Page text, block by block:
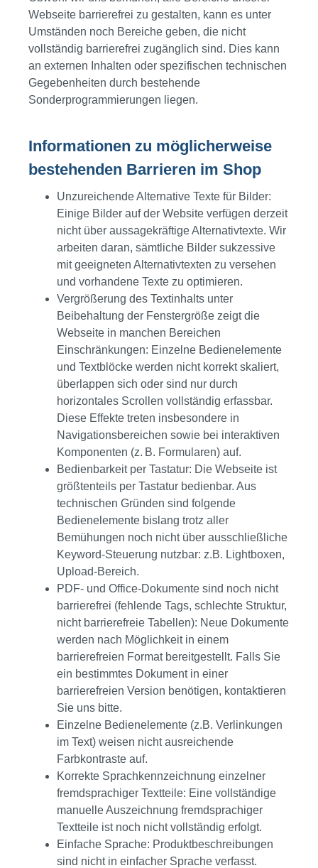
Webseite barrierefrei zu gestalten, kann es unter
Umständen noch Bereiche geben, die nicht
vollständig barrierefrei zugänglich sind. Dies kann
an externen Inhalten oder spezifischen technischen
Gegebenheiten durch bestehende
Sonderprogrammierungen liegen.
Informationen zu möglicherweise
bestehenden Barrieren im Shop
Unzureichende Alternative Texte für Bilder:
Einige Bilder auf der Website verfügen derzeit
nicht über aussagekräftige Alternativtexte. Wir
arbeiten daran, sämtliche Bilder sukzessive
mit geeigneten Alternativtexten zu versehen
und vorhandene Texte zu optimieren.
Vergrößerung des Textinhalts unter
Beibehaltung der Fenstergröße zeigt die
Webseite in manchen Bereichen
Einschränkungen: Einzelne Bedienelemente
und Textblöcke werden nicht korrekt skaliert,
überlappen sich oder sind nur durch
horizontales Scrollen vollständig erfassbar.
Diese Effekte treten insbesondere in
Navigationsbereichen sowie bei interaktiven
Komponenten (z. B. Formularen) auf.
Bedienbarkeit per Tastatur: Die Webseite ist
größtenteils per Tastatur bedienbar. Aus
technischen Gründen sind folgende
Bedienelemente bislang trotz aller
Bemühungen noch nicht über ausschließliche
Keyword-Steuerung nutzbar: z.B. Lightboxen,
Upload-Bereich.
PDF- und Office-Dokumente sind noch nicht
barrierefrei (fehlende Tags, schlechte Struktur,
nicht barrierefreie Tabellen): Neue Dokumente
werden nach Möglichkeit in einem
barrierefreien Format bereitgestellt. Falls Sie
ein bestimmtes Dokument in einer
barrierefreien Version benötigen, kontaktieren
Sie uns bitte.
Einzelne Bedienelemente (z.B. Verlinkungen
im Text) weisen nicht ausreichende
Farbkontraste auf.
Korrekte Sprachkennzeichnung einzelner
fremdsprachiger Textteile: Eine vollständige
manuelle Auszeichnung fremdsprachiger
Textteile ist noch nicht vollständig erfolgt.
Einfache Sprache: Produktbeschreibungen
sind nicht in einfacher Sprache verfasst.